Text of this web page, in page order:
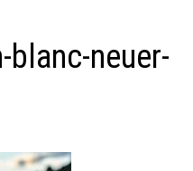
blanc-neuer-